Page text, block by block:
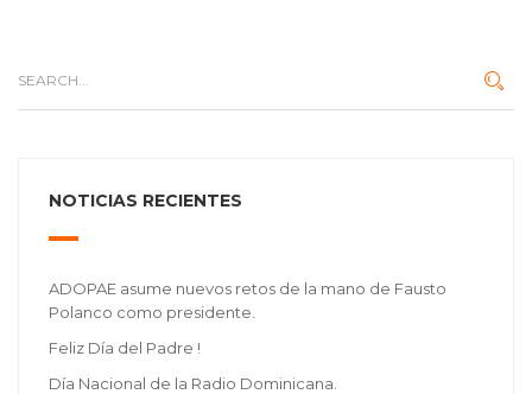
NOTICIAS RECIENTES
ADOPAE asume nuevos retos de la mano de Fausto
Polanco como presidente.
Feliz Día del Padre !
Día Nacional de la Radio Dominicana.